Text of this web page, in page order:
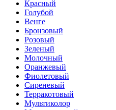
Красный
Голубой
Венге
Бронзовый
Розовый
Зеленый
Молочный
Оранжевый
Фиолетовый
Сиреневый
Терракотовый
Мультиколор